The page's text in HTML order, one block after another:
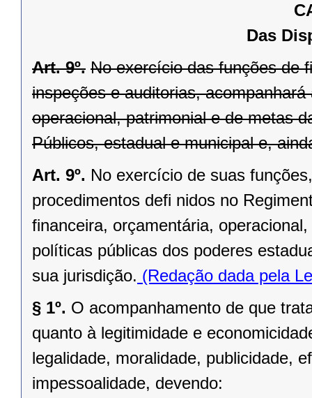
Das
Art. 9º. No exercício das funções de
inspeções e auditorias,
operacional, patrimonial e de metas
Públicos, estadual e municipal e,
Art. 9º. No exercício de suas
procedimentos defi nidos no
financeira, orçamentária,
políticas públicas dos poderes
sua jurisdição. (Redação dada pela
§ 1º. O acompanhamento de que
quanto à legitimidade e
legalidade, moralidade, publicidade,
impessoalidade, devendo: